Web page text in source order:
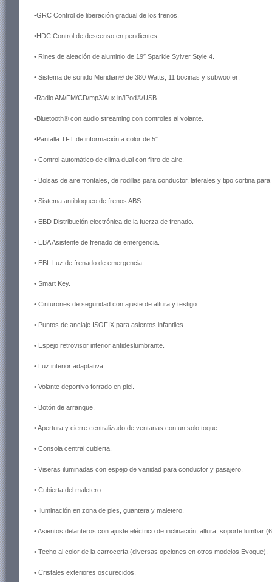
•GRC Control de liberación gradual de los frenos.
•HDC Control de descenso en pendientes.
• Rines de aleación de aluminio de 19″ Sparkle Sylver Style 4.
• Sistema de sonido Meridian® de 380 Watts, 11 bocinas y subwoofer:
•Radio AM/FM/CD/mp3/Aux in/iPod®/USB.
•Bluetooth® con audio streaming con controles al volante.
•Pantalla TFT de información a color de 5″.
• Control automático de clima dual con filtro de aire.
• Bolsas de aire frontales, de rodillas para conductor, laterales y tipo cortina
• Sistema antibloqueo de frenos ABS.
• EBD Distribución electrónica de la fuerza de frenado.
• EBA Asistente de frenado de emergencia.
• EBL Luz de frenado de emergencia.
• Smart Key.
• Cinturones de seguridad con ajuste de altura y testigo.
• Puntos de anclaje ISOFIX para asientos infantiles.
• Espejo retrovisor interior antideslumbrante.
• Luz interior adaptativa.
• Volante deportivo forrado en piel.
• Botón de arranque.
• Apertura y cierre centralizado de ventanas con un solo toque.
• Consola central cubierta.
• Viseras iluminadas con espejo de vanidad para conductor y pasajero.
• Cubierta del maletero.
• Iluminación en zona de pies, guantera y maletero.
• Asientos delanteros con ajuste eléctrico de inclinación, altura, soporte lumbar
• Techo al color de la carrocería (diversas opciones en otros modelos Evoque).
• Cristales exteriores oscurecidos.